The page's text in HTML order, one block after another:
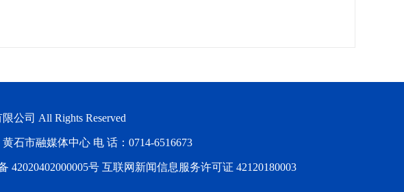
公司 All Rights Reserved
石市融媒体中心 电 话：0714-6516673
42020402000005号 互联网新闻信息服务许可证 42120180003